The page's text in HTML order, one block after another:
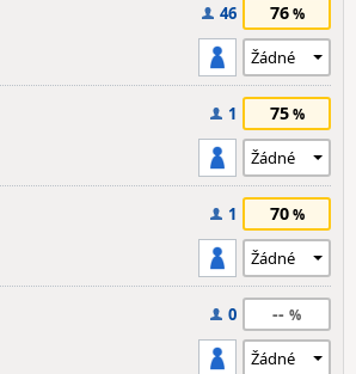
46 76
1 75
1 70
0 --